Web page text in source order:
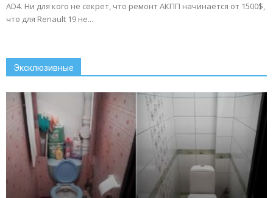
AD4. Ни для кого не секрет, что ремонт АКПП начинается от 1500$,
что для Renault 19 не...
Эксклюзивные